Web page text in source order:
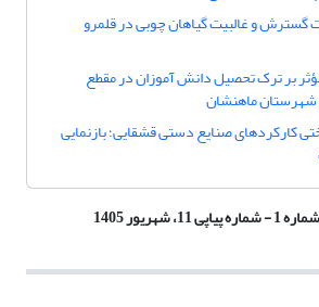
گسترش و غالبیت گیاهان چوبی در قلمرو
بر ترک تحصیل دانش آموزان در مقطع
ماهنشان
کارکردهای صنایع دستی قشقایی؛ بازنمایی